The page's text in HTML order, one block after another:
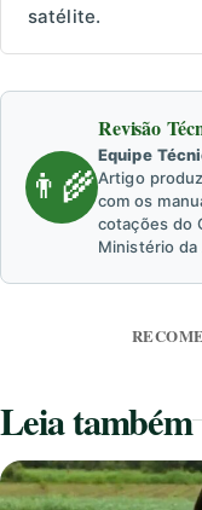
satélite.
👨‍🌾
Revisão
Equipe
Artigo
com os
cotações do
Ministério da
Leia também